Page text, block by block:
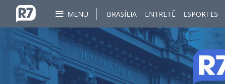
MENU BRASÍLIA ENTRETÊ ESPORTES